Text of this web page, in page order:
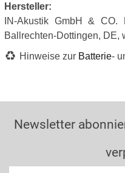
Hersteller:
IN-Akustik GmbH & CO.
Ballrechten-Dottingen, DE,
Hinweise zur Batterie-
Newsletter